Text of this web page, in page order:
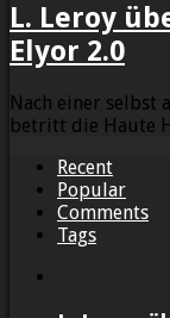
L. Leroy
Elyor 2.0
Nach einer selbst
betritt die Haute
Recent
Popular
Comments
Tags